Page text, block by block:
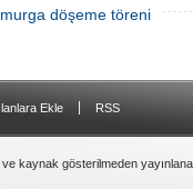
döşeme töreni
Ekle RSS
kaynak gösterilmeden